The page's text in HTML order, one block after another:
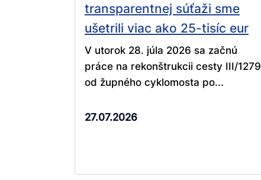
transparentnej súťaži sme
ušetrili viac ako 25-tisíc eur
V utorok 28. júla 2026 sa začnú
práce na rekonštrukcii cesty III/1279
od župného cyklomosta po...
27.07.2026